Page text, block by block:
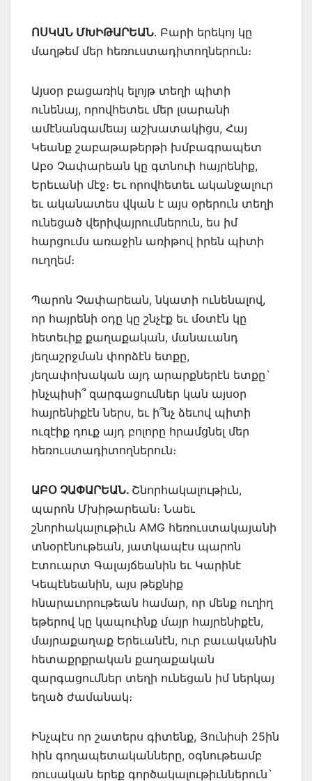
ՈՍԿԱՆ ՄԽԻԹԱՐԵԱՆ. Բարի երեկոյ կը
մաղթեմ մեր հեռուստադիտողներուն։
Այսօր բացառիկ ելոյթ տեղի պիտի
ունենայ, որովհետեւ մեր լսարանի
ամէնանգամեայ աշխատակիցս, Հայ
Կեանք շաբաթաթերթի խմբագրապետ
Աբօ Չափարեան կը գտնուի հայրենիք,
Երեւանի մէջ։ Եւ որովհետեւ ականջալուր
եւ ականատես վկան է այս օրերուն տեղի
ունեցած վերիվայրումներուն, ես իմ
հարցումս առաջին առիթով իրեն պիտի
ուղղեմ։
Պարոն Չափարեան, նկատի ունենալով,
որ հայրենի օդը կը շնչէք եւ մօտէն կը
հետեւիք քաղաքական, մանաւանդ
յեղաշրջման փորձէն ետքը,
յեղափոխական այդ արարքներէն ետքը`
ինչպիսի՞ զարգացումներ կան այսօր
հայրենիքէն ներս, եւ ի՞նչ ձեւով պիտի
ուզէիք դուք այդ բոլորը հրամցնել մեր
հեռուստադիտողներուն։
ԱԲՕ ՉԱՓԱՐԵԱՆ. Շնորհակալութիւն,
պարոն Մխիթարեան։ Նաեւ
շնորհակալութիւն AMG հեռուստակայանի
տնօրէնութեան, յատկապէս պարոն
Էտուարտ Գալայճեանին եւ Կարինէ
Կեպէնեանին, այս թեքնիք
հնարաւորութեան համար, որ մենք ուղիղ
եթերով կը կապուինք մայր հայրենիքէն,
մայրաքաղաք Երեւանէն, ուր բաւականին
հետաքրքրական քաղաքական
զարգացումներ տեղի ունեցան իմ ներկայ
եղած ժամանակ։
Ինչպէս որ շատերս գիտենք, Յունիսի 25ին
հին գողապետականները, օգնութեամբ
ռուսական երեք գործակալութիւններուն`